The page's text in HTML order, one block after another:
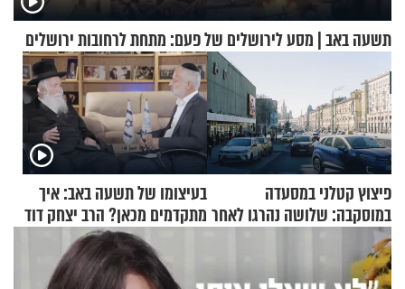
תשעה באב | מסע לירושלים של פעם: מתחת לרחובות ירושלים
פיצוץ קטלני במסעדה
במוסקבה: שלושה נהרגו לאחר
שמטען שנשאה אישה התפוצץ
בעיצומו של תשעה באב: איך
מתקדמים מכאן? הרב יצחק דוד
גרוסמן בשיחה מיוחדת